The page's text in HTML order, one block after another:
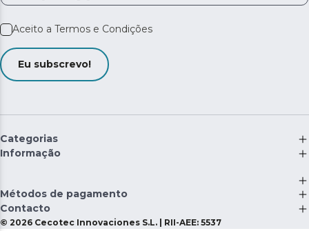
Aceito a Termos e Condições
Eu subscrevo!
Categorias
Informação
Métodos de pagamento
Contacto
© 2026 Cecotec Innovaciones S.L. | RII-AEE: 5537